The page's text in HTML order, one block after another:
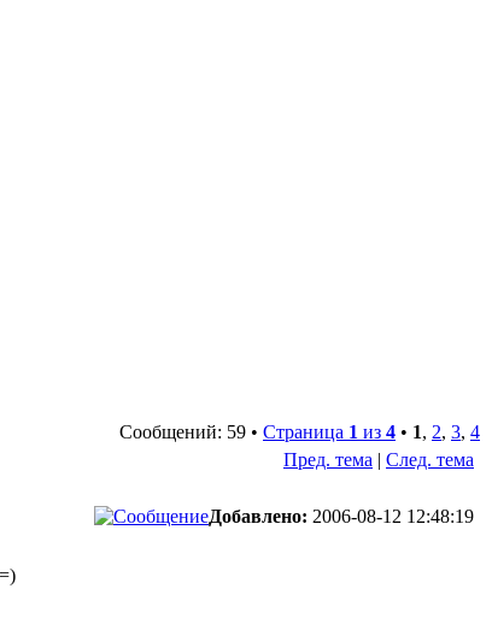
Сообщений: 59 • Страница 1 из 4 • 1, 2, 3, 4
Пред. тема | След. тема
Добавлено: 2006-08-12 12:48:19